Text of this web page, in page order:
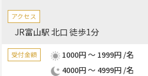
アクセス
JR富山駅 北口 徒歩1分
受付金額
1000円 ～ 1999円 /名
4000円 ～ 4999円 /名